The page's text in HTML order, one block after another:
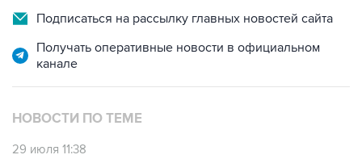
Подписаться на рассылку главных новостей сайта
Получать оперативные новости в официальном
канале
НОВОСТИ ПО ТЕМЕ
29 июля 11:38